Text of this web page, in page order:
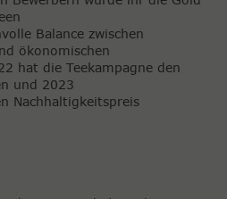
Balance zwischen
ökonomischen
hat die Teekampagne den
und 2023
Nachhaltigkeitspreis